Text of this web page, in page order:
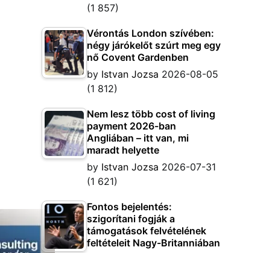
(1 857)
Vérontás London szívében:
négy járókelőt szúrt meg egy
nő Covent Gardenben
by Istvan Jozsa 2026-08-05
(1 812)
Nem lesz több cost of living
payment 2026-ban
Angliában – itt van, mi
maradt helyette
by Istvan Jozsa 2026-07-31
(1 621)
Fontos bejelentés:
szigorítani fogják a
támogatások felvételének
feltételeit Nagy-Britanniában